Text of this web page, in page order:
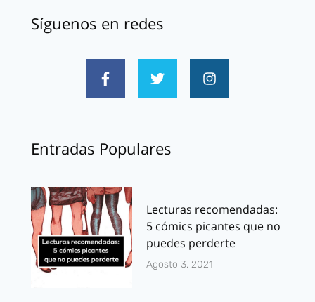
Síguenos en redes
Entradas Populares
Lecturas recomendadas:
5 cómics picantes que no
puedes perderte
Agosto 3, 2021